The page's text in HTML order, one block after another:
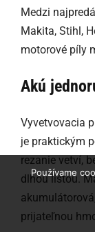
Medzi
Makita, Stihl,
motorové píly
Akú
Vyvetvovacia
je praktickým
rezanie vetví,
dlhou lištou.
prijateľnou
Používame